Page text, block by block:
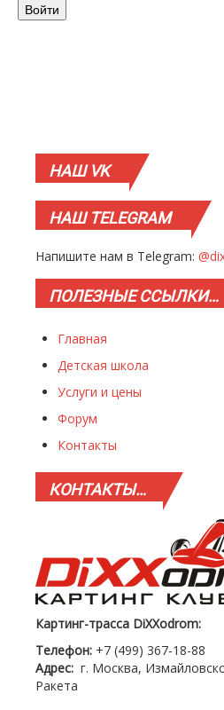
Войти
НАШVK
НАШTELEGRAM
Напишите нам в Telegram:
ПОЛЕЗНЫЕССЫЛКИ…
Главная
Детская школа
Услуги и цены
Форум
Контакты
КОНТАКТЫ…
Картинг-трасса DiXXodrom:
Телефон: +7 (499) 367-18-88
Адрес: г. Москва,
Ракета